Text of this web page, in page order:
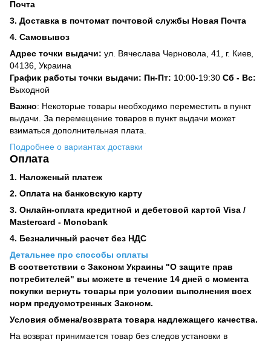
Почта
3. Доставка в почтомат почтовой службы Новая Почта
4. Самовывоз
Адрес точки выдачи: ул. Вячеслава Черновола, 41, г. Киев,
04136, Украина
График работы точки выдачи: Пн-Пт: 10:00-19:30 Сб - Вс:
Выходной
Важно: Некоторые товары необходимо переместить в пункт
выдачи. За перемещение товаров в пункт выдачи может
взиматься дополнительная плата.
Подробнее о вариантах доставки
Оплата
1. Наложеный платеж
2. Оплата на банковскую карту
3. Онлайн-оплата кредитной и дебетовой картой Visa /
Mastercard - Monobank
4. Безналичный расчет без НДС
Детальнее про способы оплаты
В соответствии с Законом Украины "О защите прав
потребителей" вы можете в течение 14 дней с момента
покупки вернуть товары при условии выполнения всех
норм предусмотренных Законом.
Условия обмена/возврата товара надлежащего качества.
На возврат принимается товар без следов установки в